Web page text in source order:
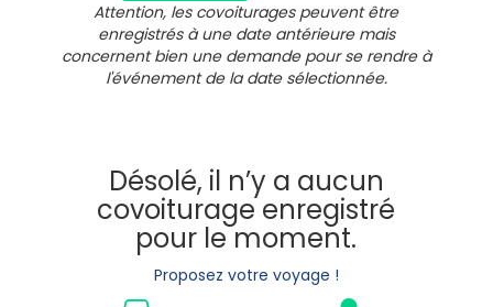
Attention, les covoiturages peuvent être
enregistrés à une date antérieure mais
concernent bien une demande pour se rendre à
l'événement de la date sélectionnée.
Désolé, il n’y a aucun
covoiturage enregistré
pour le moment.
Proposez votre voyage !